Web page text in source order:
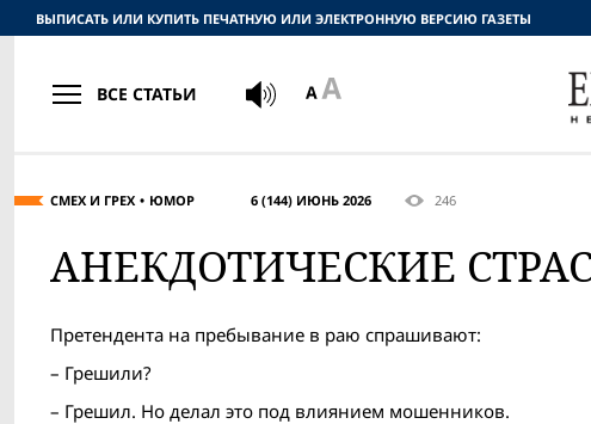
СМЕХ И ГРЕХ ЮМОР 6 (144) ИЮНЬ 2026 246
АНЕКДОТИЧЕСКИЕ
Претендента на пребывание в раю спрашивают:
– Грешили?
– Грешил. Но делал это под влиянием мошенников.
ВЫПИСАТЬ ИЛИ КУПИТЬ ПЕЧАТНУЮ ИЛИ ЭЛЕКТРОННУЮ ВЕРСИЮ ГАЗЕТЫ
ВСЕ СТАТЬИ